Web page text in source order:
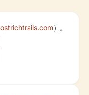
ostrichtrails.com）。